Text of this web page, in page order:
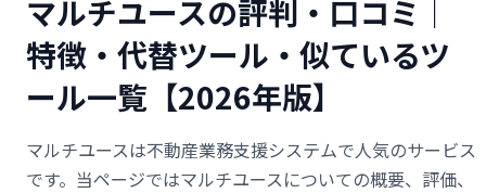
マルチユースの評判・口コミ｜
特徴・代替ツール・似ているツ
ール一覧【2026年版】
マルチユースは不動産業務支援システムで人気のサービス
です。当ページではマルチユースについての概要、評価、